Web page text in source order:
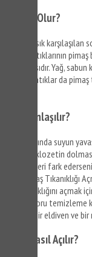
Neden Olur?
, evlerde en sık
ev atıklarının
tıkanmasıdır. Yağ,
ve diğer atıklar da pimaş
Nasıl Anlaşılır?
arasında suyun
klozetin
bu belirtileri fark
Pimaş Tıkanıklığı
tıkanıklığını açmak
bir boru temizleme
bir kova, bir eldiven ve
Nasıl Açılır?